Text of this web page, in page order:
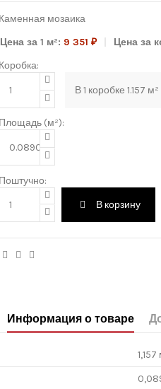
Каменная мозаика
Цена за 1 м²: 9 351 ₽ Цена за
Коробка:
В1 коробке1.157 м²
Площадь (м²):
Поштучно:
В корзину
Информация о товаре